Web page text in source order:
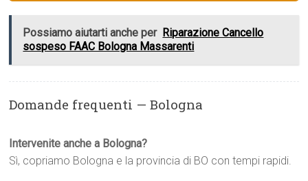
Possiamo aiutarti anche per Riparazione Cancello
sospeso FAAC Bologna Massarenti
Domande frequenti — Bologna
Intervenite anche a Bologna?
Sì, copriamo Bologna e la provincia di BO con tempi rapidi.